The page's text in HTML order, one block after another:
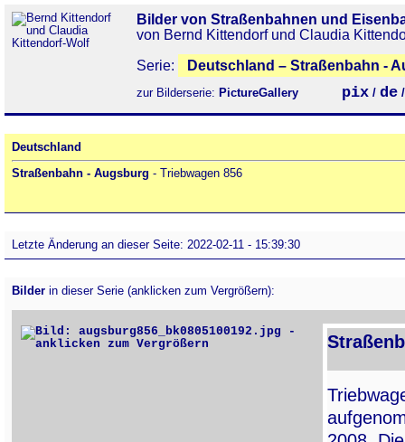
Bilder von Straßenbahnen und
von Bernd Kittendorf und Claudia
Serie:
Deutschland – Straßenbahn -
zur Bilderserie: PictureGallery pix / de
Deutschland
Straßenbahn - Augsburg - Triebwagen 856
Letzte Änderung an dieser Seite: 2022-02-11 - 15:39:30
Bilder in dieser Serie (anklicken zum Vergrößern):